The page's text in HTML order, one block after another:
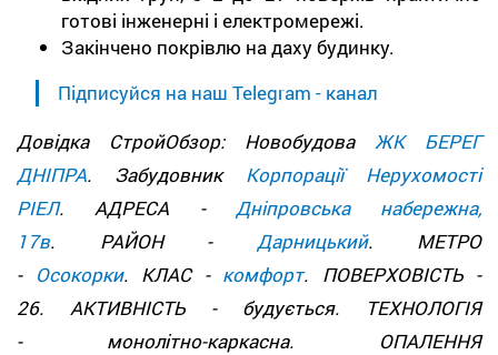
готові інженерні і електромережі.
Закінчено покрівлю на даху будинку.
Підписуйся на наш Telegram - канал
Довідка СтройОбзор: Новобудова ЖК БЕРЕГ
ДНІПРА. Забудовник Корпорації Нерухомості
РІЕЛ. АДРЕСА - Дніпровська набережна,
17в. РАЙОН - Дарницький. МЕТРО
- Осокорки. КЛАС - комфорт. ПОВЕРХОВІСТЬ -
26. АКТИВНІСТЬ - будується. ТЕХНОЛОГІЯ
- монолітно-каркасна. ОПАЛЕННЯ